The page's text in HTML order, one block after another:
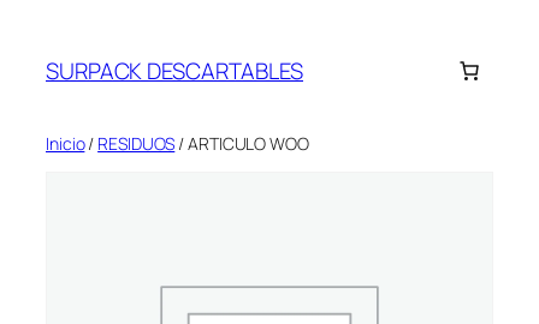
contenido
SURPACK DESCARTABLES
Inicio/ RESIDUOS / ARTICULO WOO